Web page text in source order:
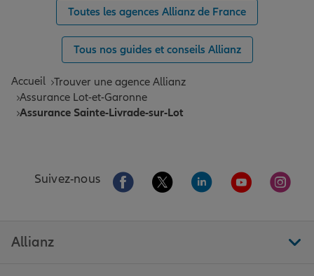
Toutes les agences Allianz de France
Tous nos guides et conseils Allianz
Accueil Trouver une agence Allianz
Assurance Lot-et-Garonne
Assurance Sainte-Livrade-sur-Lot
Suivez-nous Aller sur la page Facebook de Allianz
Aller sur la page Twitter de
Aller sur la page
Aller sur la
Aller
Allianz